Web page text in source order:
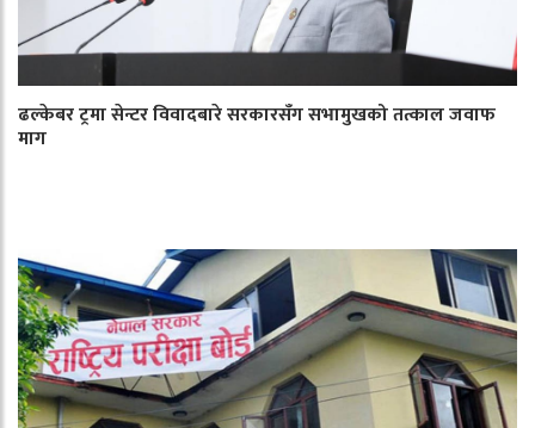
ढल्केबर ट्रमा सेन्टर विवादबारे सरकारसँग सभामुखको तत्काल जवाफ
माग